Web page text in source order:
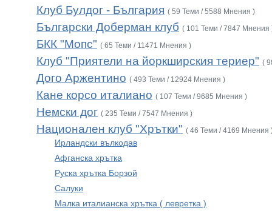
Клуб Булдог - България ( 59 Теми / 5588 Мнения )
Български Доберман клуб ( 101 Теми / 7847 Мнения
БКК "Мопс" ( 65 Теми / 11471 Мнения )
Клуб "Приятели на йоркширския териер" (
Дого Аржентино ( 493 Теми / 12924 Мнения )
Кане корсо италиано ( 107 Теми / 9685 Мнения )
Немски дог ( 235 Теми / 7547 Мнения )
Национален клуб "Хрътки" ( 46 Теми / 4169 Мнения
Ирландски вълкодав
Афганска хрътка
Руска хрътка Борзой
Салуки
Малка италианска хрътка ( левретка )